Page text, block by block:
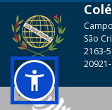
São
2163-